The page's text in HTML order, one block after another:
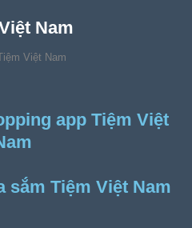
Nam
Việt Nam
app Tiệm Việt
sắm Tiệm Việt Nam